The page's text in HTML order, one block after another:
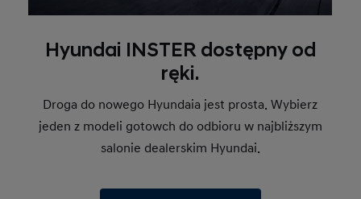
Hyundai INSTER dostępny od
ręki.
Droga do nowego Hyundaia jest prosta. Wybierz
jeden z modeli gotowch do odbioru w najbliższym
salonie dealerskim Hyundai.